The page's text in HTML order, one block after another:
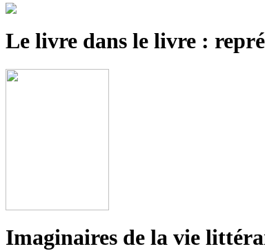
Le livre dans le livre :
Imaginaires de la vie